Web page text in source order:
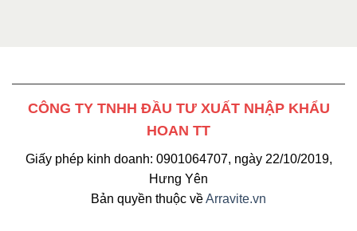
CÔNG TY TNHH ĐẦU TƯ XUẤT NHẬP KHẨU
HOAN TT
Giấy phép kinh doanh: 0901064707, ngày 22/10/2019,
Hưng Yên
Bản quyền thuộc vềArravite.vn